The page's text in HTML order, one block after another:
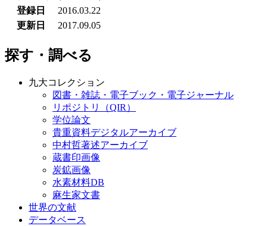
登録日
2016.03.22
更新日
2017.09.05
探す・調べる
九大コレクション
図書・雑誌・電子ブック・電子ジャーナル
リポジトリ（QIR）
学位論文
貴重資料デジタルアーカイブ
中村哲著述アーカイブ
蔵書印画像
炭鉱画像
水素材料DB
麻生家文書
世界の文献
データベース